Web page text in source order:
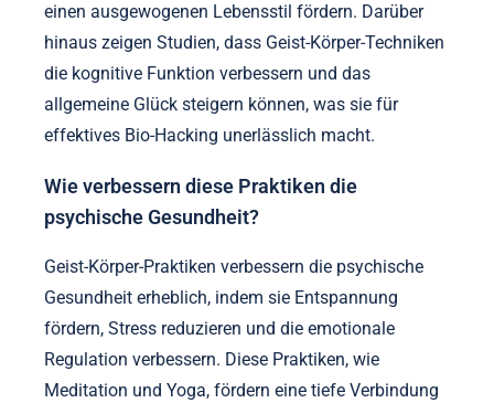
einen ausgewogenen Lebensstil fördern. Darüber
hinaus zeigen Studien, dass Geist-Körper-Techniken
die kognitive Funktion verbessern und das
allgemeine Glück steigern können, was sie für
effektives Bio-Hacking unerlässlich macht.
Wie verbessern diese Praktiken die
psychische Gesundheit?
Geist-Körper-Praktiken verbessern die psychische
Gesundheit erheblich, indem sie Entspannung
fördern, Stress reduzieren und die emotionale
Regulation verbessern. Diese Praktiken, wie
Meditation und Yoga, fördern eine tiefe Verbindung